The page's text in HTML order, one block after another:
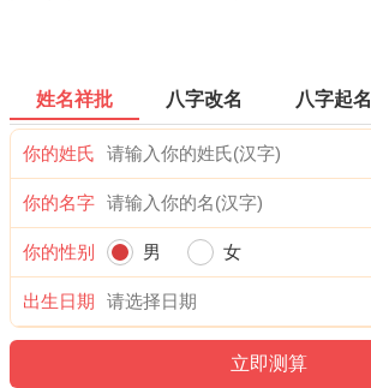
姓名祥批 八字改名 八字起名
你的姓氏
你的名字
你的性别 男 女
出生日期